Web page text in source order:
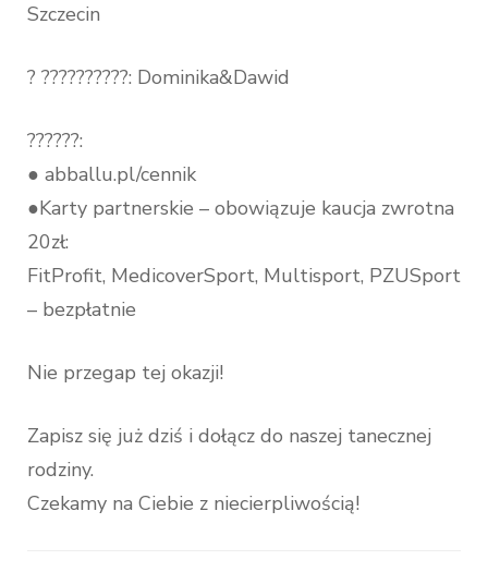
Szczecin
? ??????????: Dominika&Dawid
??????:
● abballu.pl/cennik
●Karty partnerskie – obowiązuje kaucja zwrotna
20zł:
FitProfit, MedicoverSport, Multisport, PZUSport
– bezpłatnie
Nie przegap tej okazji!
Zapisz się już dziś i dołącz do naszej tanecznej
rodziny.
Czekamy na Ciebie z niecierpliwością!